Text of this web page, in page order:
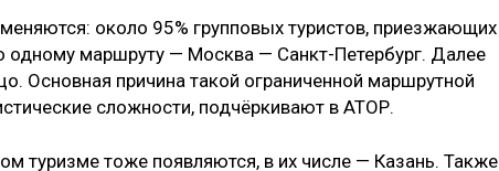
около 95% групповых туристов, приезжающих
одному маршруту — Москва — Санкт-Петербург. Далее
Основная причина такой ограниченной маршрутной
сложности, подчёркивают в АТОР.
туризме тоже появляются, в их числе — Казань. Также